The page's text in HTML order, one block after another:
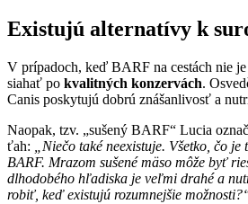
Existujú alternatívy k
V prípadoch, keď BARF na cestách nie
siahať po kvalitných konzervách.
Canis poskytujú dobrú znášanlivosť a
Naopak, tzv. „sušený BARF“ Lucia
ťah:
„Niečo také neexistuje. Všetko, čo
BARF. Mrazom sušené mäso môže byť
dlhodobého hľadiska je veľmi drahé a
robiť, keď existujú rozumnejšie